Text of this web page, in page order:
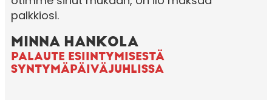
palkkiosi.
MINNA HANKOLA
PALAUTE ESIINTYMISESTÄ
SYNTYMÄPÄIVÄJUHLISSA